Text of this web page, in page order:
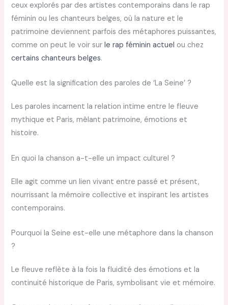
ceux explorés par des artistes contemporains dans le rap
féminin ou les chanteurs belges, où la nature et le
patrimoine deviennent parfois des métaphores puissantes,
comme on peut le voir surle rap féminin actuel ou chez
certains chanteurs belges.
Quelle est la signification des paroles de ‘La Seine’ ?
Les paroles incarnent la relation intime entre le fleuve
mythique et Paris, mêlant patrimoine, émotions et
histoire.
En quoi la chanson a-t-elle un impact culturel ?
Elle agit comme un lien vivant entre passé et présent,
nourrissant la mémoire collective et inspirant les artistes
contemporains.
Pourquoi la Seine est-elle une métaphore dans la chanson
?
Le fleuve reflète à la fois la fluidité des émotions et la
continuité historique de Paris, symbolisant vie et mémoire.